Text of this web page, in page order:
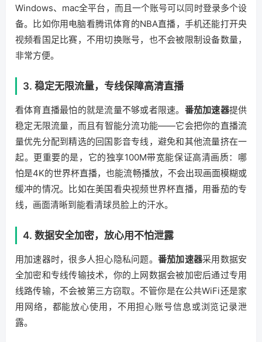
Windows、mac全平台，而且一个账号可以同时登录多个设
备。比如你用电脑看腾讯体育的NBA直播，手机还能打开央
视频看国足比赛，不用切换账号，也不会被限制设备数量，
非常方便。
3. 稳定无限流量，专线保障高清直播
看体育直播最怕的就是流量不够或者限速。 番茄加速器提供
稳定无限流量，而且有智能分流功能——它会把你的直播流
量优先分配到精选的回国影音专线，避免和其他流量挤在一
起。更重要的是，它的独享100M带宽能保证高清画质：哪
怕是4K的世界杯直播，也能流畅播放，不会出现画面模糊或
缓冲的情况。比如在美国看央视频世界杯直播，用番茄的专
线，画面清晰到能看清球员脸上的汗水。
4. 数据安全加密，放心用不怕泄露
用加速器时，很多人担心隐私问题。 番茄加速器采用数据安
全加密和专线传输技术，你的上网数据会被加密后通过专用
线路传输，不会被第三方窃取。不管你是在公共WiFi还是家
用网络，都能放心使用，不用担心账号信息或浏览记录泄
露。